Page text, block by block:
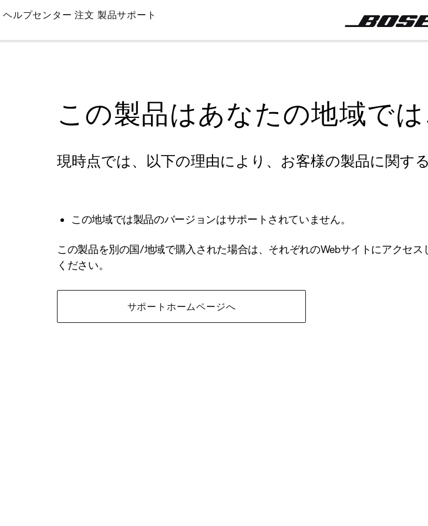
Skip
Main
ヘルプセンター 注文 製品サポート
この製品はあなたの地域で
現時点では、以下の理由により、お客様の製品に関す
この地域では製品のバージョンはサポートされていません。
この製品を別の国/地域で購入された場合は、それぞれのWebサイトにアクセ
ください。
サポートホームページへ